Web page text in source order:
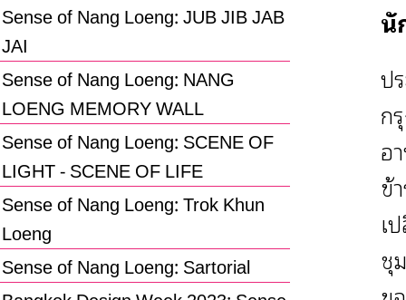
Sense of Nang Loeng: JUB JIB JAB
JAI
Sense of Nang Loeng: NANG
LOENG MEMORY WALL
Sense of Nang Loeng: SCENE OF
LIGHT - SCENE OF LIFE
Sense of Nang Loeng: Trok Khun
Loeng
Sense of Nang Loeng: Sartorial
นั
ป
ก
อ
ข้
เ
ชุ